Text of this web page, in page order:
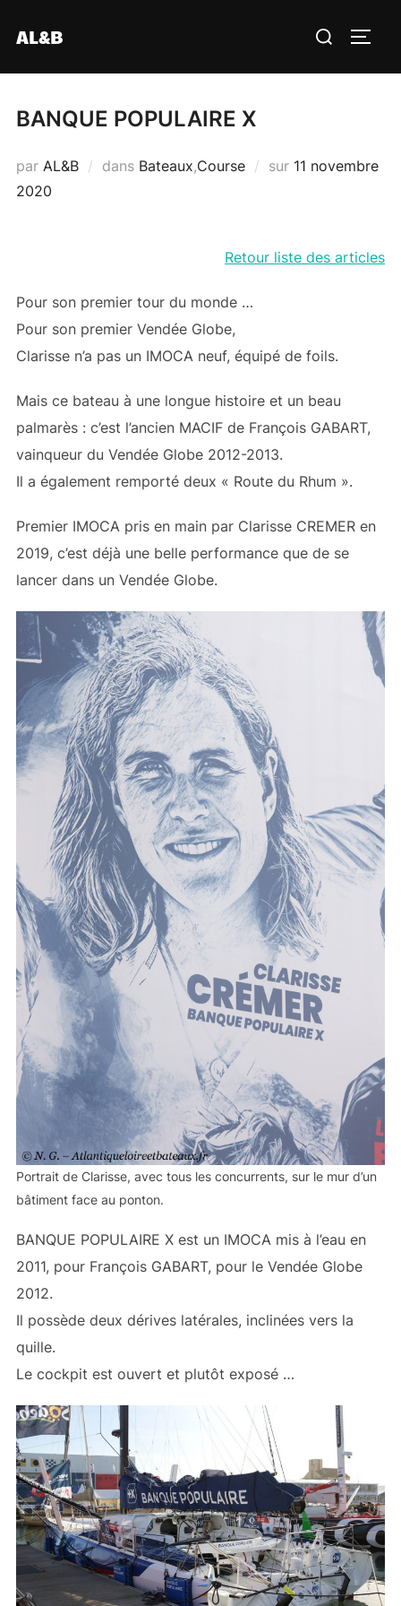
AL&B Rechercher :
BANQUE POPULAIRE X
par AL&B dans Bateaux,Course sur Publié
11 novembre
2020
Retour liste des articles
Pour son premier tour du monde …
Pour son premier Vendée Globe,
Clarisse n’a pas un IMOCA neuf, équipé de foils.
Mais ce bateau à une longue histoire et un beau
palmarès : c’est l’ancien MACIF de François GABART,
vainqueur du Vendée Globe 2012-2013.
Il a également remporté deux « Route du Rhum ».
Premier IMOCA pris en main par Clarisse CREMER en
2019, c’est déjà une belle performance que de se
lancer dans un Vendée Globe.
Portrait de Clarisse, avec tous les concurrents, sur le mur d’un
bâtiment face au ponton.
BANQUE POPULAIRE X est un IMOCA mis à l’eau en
2011, pour François GABART, pour le Vendée Globe
2012.
Il possède deux dérives latérales, inclinées vers la
quille.
Le cockpit est ouvert et plutôt exposé …